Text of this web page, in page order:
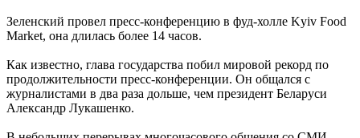
Зеленский провел пресс-конференцию в фуд-холле Kyiv Food
Market, она длилась более 14 часов.
Как известно, глава государства побил мировой рекорд по
продолжительности пресс-конференции. Он общался с
журналистами в два раза дольше, чем президент Беларуси
Александр Лукашенко.